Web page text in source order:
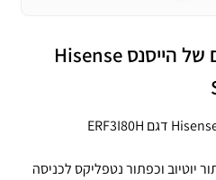
שלט לטלוויזיות ומסכים של הייסנס Hisense
יוטיוב וכפתור נטפליקס לכניסה